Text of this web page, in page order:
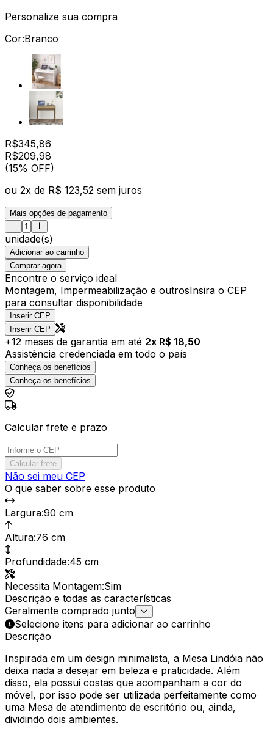
Personalize sua compra
Cor:Branco
R$345,86
R$209,98
(15% OFF)
ou 2x de R$ 123,52 sem juros
Mais opções de pagamento
unidade(s)
Adicionar ao carrinho
Comprar agora
Encontre o serviço ideal
Montagem, Impermeabilização e outrosInsira o CEP
para consultar disponibilidade
Inserir CEP
Inserir CEP
+12 meses de garantia em até 2x R$ 18,50
Assistência credenciada em todo o país
Conheça os benefícios
Conheça os benefícios
Calcular frete e prazo
Calcular frete
Não sei meu CEP
O que saber sobre esse produto
Largura:90 cm
Altura:76 cm
Profundidade:45 cm
Necessita Montagem:Sim
Descrição e todas as características
Geralmente comprado junto
Selecione itens para adicionar ao carrinho
Descrição
Inspirada em um design minimalista, a Mesa Lindóia não
deixa nada a desejar em beleza e praticidade. Além
disso, ela possui costas que acompanham a cor do
móvel, por isso pode ser utilizada perfeitamente como
uma Mesa de atendimento de escritório ou, ainda,
dividindo dois ambientes.